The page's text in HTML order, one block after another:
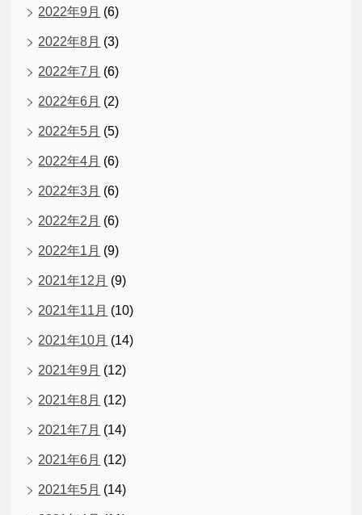
2022年9月 (6)
2022年8月 (3)
2022年7月 (6)
2022年6月 (2)
2022年5月 (5)
2022年4月 (6)
2022年3月 (6)
2022年2月 (6)
2022年1月 (9)
2021年12月 (9)
2021年11月 (10)
2021年10月 (14)
2021年9月 (12)
2021年8月 (12)
2021年7月 (14)
2021年6月 (12)
2021年5月 (14)